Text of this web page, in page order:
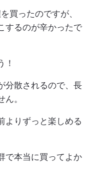
買ったのですが、
するのが辛かったで
！
分散されるので、長
。
よりずっと楽しめる
で本当に買ってよか